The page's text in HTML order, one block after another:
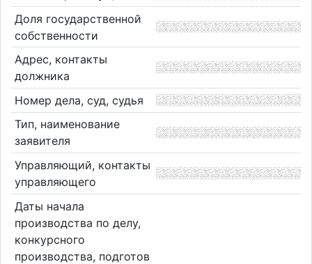
Доля государственной
собственности
Адрес, контакты
должника
Номер дела, суд, судья
Тип, наименование
заявителя
Управляющий, контакты
управляющего
Даты начала
производства по делу,
конкурсного
производства, подготов